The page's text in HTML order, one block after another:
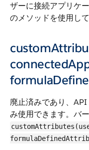
ザーに接続アプリケ
のメソッドを使用し
廃止済みであり、
み使用できます。バ